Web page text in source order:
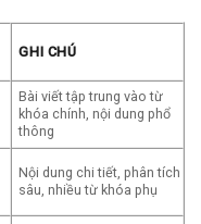
GHI CHÚ
Bài viết tập trung vào từ
khóa chính, nội dung phổ
thông
Nội dung chi tiết, phân tích
sâu, nhiều từ khóa phụ